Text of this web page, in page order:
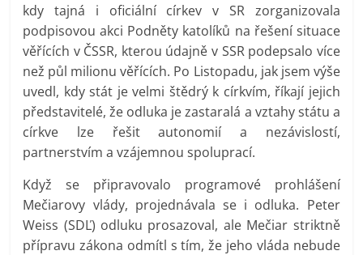
kdy tajná i oficiální církev v SR zorganizovala
podpisovou akci Podněty katolíků na řešení situace
věřících v ČSSR, kterou údajně v SSR podepsalo více
než půl milionu věřících. Po Listopadu, jak jsem výše
uvedl, kdy stát je velmi štědrý k církvím, říkají jejich
představitelé, že odluka je zastaralá a vztahy státu a
církve lze řešit autonomií a nezávislostí,
partnerstvím a vzájemnou spoluprací.
Když se připravovalo programové prohlášení
Mečiarovy vlády, projednávala se i odluka. Peter
Weiss (SDĽ) odluku prosazoval, ale Mečiar striktně
přípravu zákona odmítl s tím, že jeho vláda nebude